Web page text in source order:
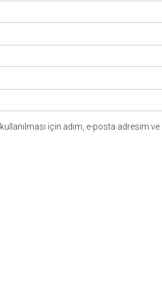
için adım, e-posta adresim ve